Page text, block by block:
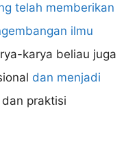
telah memberikan
ilmu
karya beliau juga
dan menjadi
praktisi